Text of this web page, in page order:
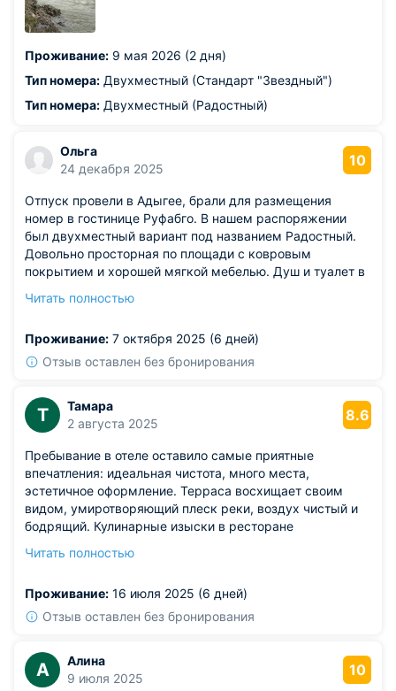
Проживание: 9 мая 2026 (2 дня)
Тип номера: Двухместный (Стандарт "Звездный")
Тип номера: Двухместный (Радостный)
Ольга
24 декабря 2025
10
Отпуск провели в Адыгее, брали для размещения
номер в гостинице Руфабго. В нашем распоряжении
был двухместный вариант под названием Радостный.
Довольно просторная по площади с ковровым
покрытием и хорошей мягкой мебелью. Душ и туалет в
состоянии. Запахи сырости здесь исключены.
окружают живописные и незабываемые. Стоимость
доступная, тем более завтраки уже включены, поэтому
Читать полностью
Проживание: 7 октября 2025 (6 дней)
Отзыв оставлен без бронирования
Т
Тамара
2 августа 2025
8.6
Пребывание в отеле оставило самые приятные
впечатления: идеальная чистота, много места,
эстетичное оформление. Терраса восхищает своим
видом, умиротворяющий плеск реки, воздух чистый и
бодрящий. Кулинарные изыски в ресторане
доброжелательность. Однозначно советую. Удобное
мест. Невероятные выходные и масса ярких
воспоминаний.
Читать полностью
Проживание: 16 июля 2025 (6 дней)
Отзыв оставлен без бронирования
А
Алина
9 июля 2025
10